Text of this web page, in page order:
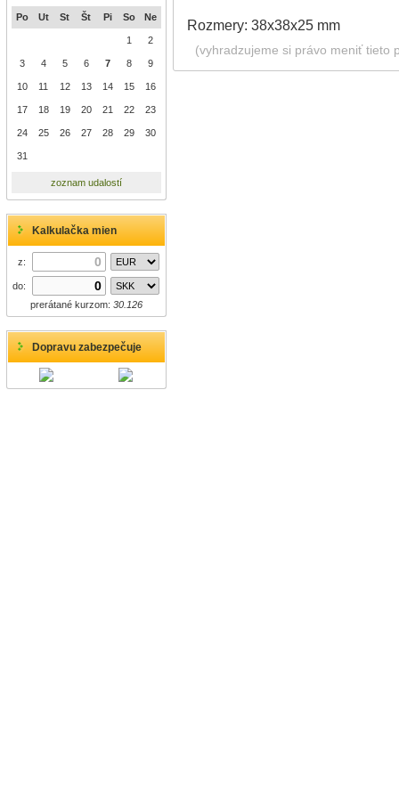
Po Ut St Št Pi So Ne
1 2
3 4 5 6 7 8 9
10 11 12 13 14 15 16
17 18 19 20 21 22 23
24 25 26 27 28 29 30
31
zoznam udalostí
Kalkulačka mien
z:
do:
prerátané kurzom: 30.126
Dopravu zabezpečuje
Rozmery: 38x38x25 mm
(vyhradzujeme si právo meniť tieto